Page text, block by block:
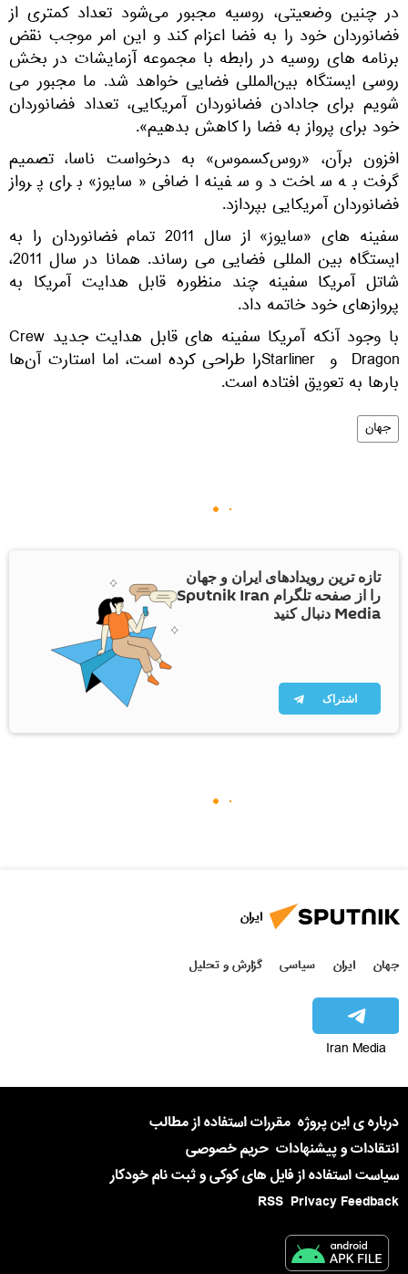
در چنین وضعیتی، روسیه مجبور می‌شود تعداد کمتری از
فضانوردان خود را به فضا اعزام کند و این امر موجب نقض
برنامه های روسیه در رابطه با مجموعه آزمایشات در بخش
روسی ایستگاه بین‌المللی فضایی خواهد شد. ما مجبور می
شویم برای جادادن فضانوردان آمریکایی، تعداد فضانوردان
خود برای پرواز به فضا را کاهش بدهیم».
افزون برآن، «روس‌کسموس» به درخواست ناسا، تصمیم
گرفت به ساخت دو سفینه اضافی «سایوز» برای پرواز
فضانوردان آمریکایی بپردازد.
سفینه های «سایوز» از سال 2011 تمام فضانوردان را به
ایستگاه بین المللی فضایی می رساند. همانا در سال 2011،
شاتل آمریکا سفینه چند منظوره قابل هدایت آمریکا به
پروازهای خود خاتمه داد.
با وجود آنکه آمریکا سفینه های قابل هدایت جدید Crew
Dragon و Starlinerرا طراحی کرده است، اما استارت آن‌ها
بارها به تعویق افتاده است.
جهان
تازه ترین رویدادهای ایران و جهان
را از صفحه تلگرام Sputnik Iran
Media دنبال کنید
اشتراک
ایران
جهان ایران سیاسی گزارش و تحلیل
Iran Media
درباره ی این پروژه مقررات استفاده از مطالب
انتقادات و پیشنهادات حریم خصوصی
سیاست استفاده از فایل های کوکی و ثبت نام خودکار
Privacy Feedback
RSS